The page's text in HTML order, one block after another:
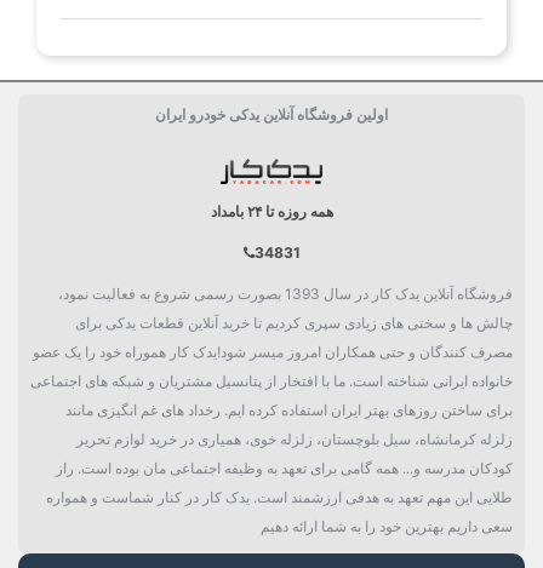
اولین فروشگاه آنلاین یدکی خودرو ایران
همه روزه تا ۲۴ بامداد
34831
فروشگاه آنلاین یدک کار در سال 1393 بصورت رسمی شروع به فعالیت نمود،
چالش ها و سختی های زیادی سپری کردیم تا خرید آنلاین قطعات یدکی برای
مصرف کنندگان و حتی همکاران امروز میسر شود!یدک کار هموراه خود را یک عضو
خانواده ایرانی شناخته است. ما با افتخار از پتانسیل مشتریان و شبکه های اجتماعی
برای ساختن روزهای بهتر ایران استفاده کرده ایم. رخداد های غم انگیزی مانند
زلزله کرمانشاه، سیل بلوچستان، زلزله خوی، همیاری در خرید لوازم تحریر
کودکان مدرسه و... همه گامی برای تعهد به وظیفه اجتماعی مان بوده است. راز
طلایی این مهم تعهد به هدفی ارزشمند است. یدک کار در کنار شماست و همواره
سعی داریم بهترین خود را به شما ارائه دهیم